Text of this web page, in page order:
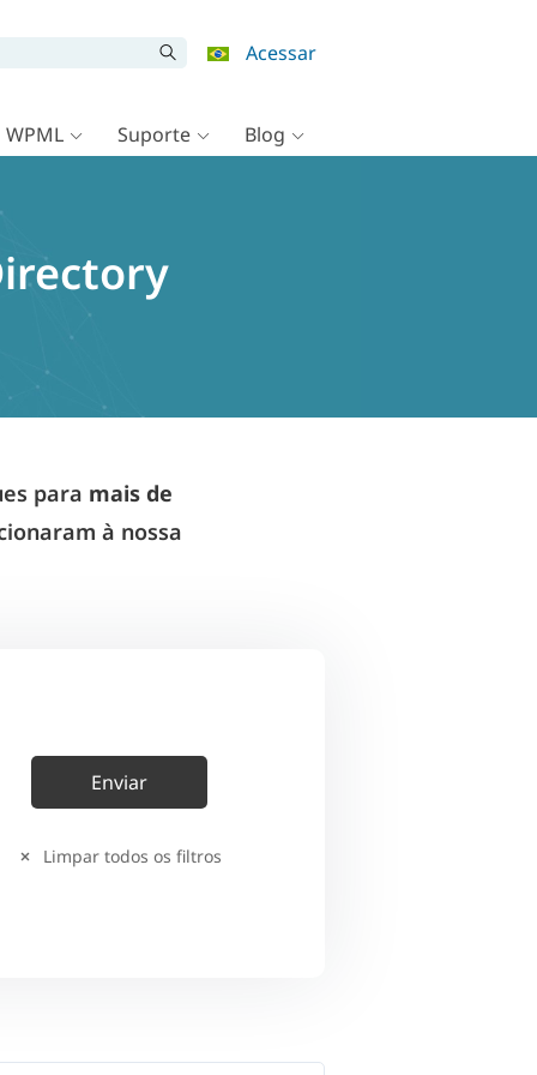
Acessar
Suporte Blog
para mais de
à nossa
Limpar todos os filtros